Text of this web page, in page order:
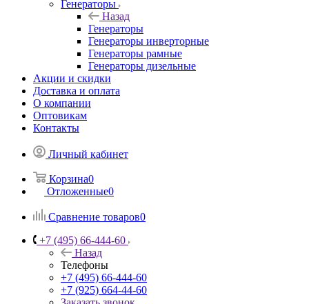
Генераторы инверторные
Генераторы рамные
Генераторы дизельные
Акции и скидки
Доставка и оплата
О компании
Оптовикам
Контакты
Личный кабинет
Отложенные0
Сравнение товаров
Назад
+7 (495) 66-444-60
+7 (925) 664-44-60
Заказать звонок
Контактная информация
117420, г. Москва, Варшавское ш. 33/13, офис 2